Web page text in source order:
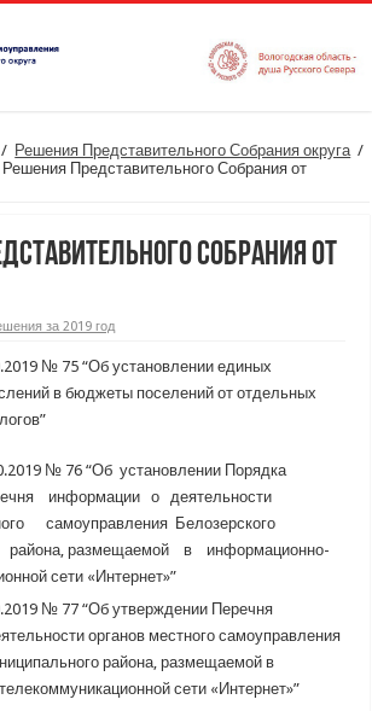
/ Решения Представительного Собрания округа /
Решения Представительного Собрания от
Собрания от
за 2019 год
№ 75 “Об установлении единых
в бюджеты поселений от отдельных
№ 76 “Об установлении Порядка
информации о деятельности
самоуправления Белозерского
района, размещаемой в информационно-
сети «Интернет»”
№ 77 “Об утверждении Перечня
органов местного самоуправления
района, размещаемой в
сети «Интернет»”